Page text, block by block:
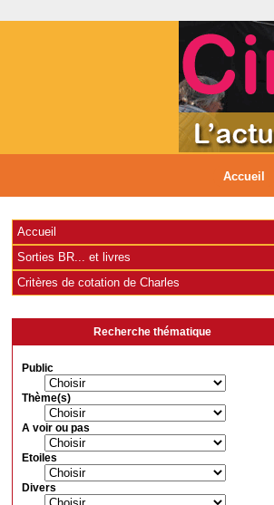
Accueil
Accueil
Sorties BR... et livres
Critères de cotation de Charles
Recherche thématique
Public
Thème(s)
A voir ou pas
Etoiles
Divers